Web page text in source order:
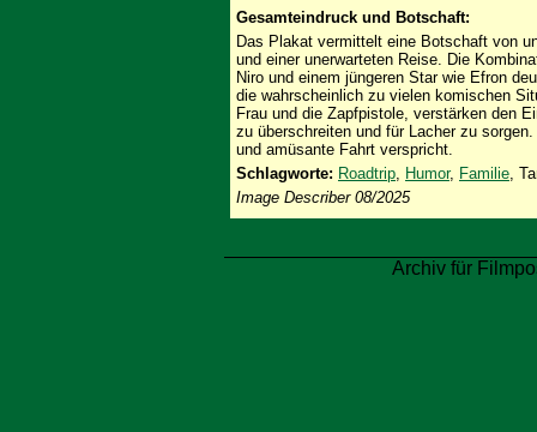
Gesamteindruck und Botschaft:
Das Plakat vermittelt eine Botschaft von
und einer unerwarteten Reise. Die
Niro und einem jüngeren Star wie Efron
die wahrscheinlich zu vielen komischen
Frau und die Zapfpistole, verstärken den
zu überschreiten und für Lacher zu
und amüsante Fahrt verspricht.
Schlagworte: Roadtrip, Humor, Familie,
Image Describer 08/2025
Archiv für